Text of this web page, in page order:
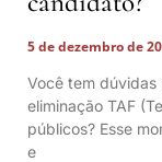
5 de dezembro de
Você tem dúvidas
eliminação TAF
públicos? Esse
e